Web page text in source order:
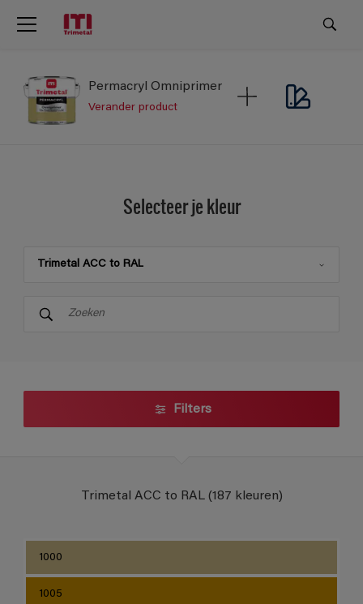
Permacryl Omniprimer
Verander product
Selecteer je kleur
Trimetal ACC to RAL
Filters
Trimetal ACC to RAL (187 kleuren)
1000
1005